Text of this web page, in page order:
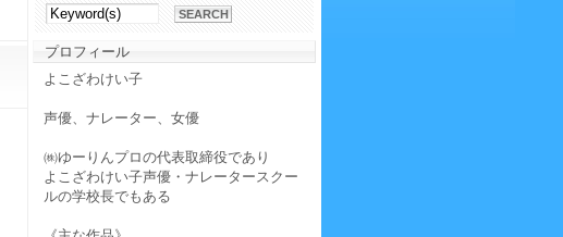
プロフィール
よこざわけい子
声優、ナレーター、女優
㈱ゆーりんプロの代表取締役であり
よこざわけい子声優・ナレータースクー
ルの学校長でもある